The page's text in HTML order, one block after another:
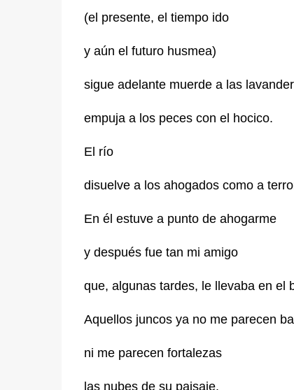
(el presente, el tiempo ido
y aún el futuro husmea)
sigue adelante muerde a las
empuja a los peces con el hocico.
El río
disuelve a los ahogados como a
En él estuve a punto de ahogarme
y después fue tan mi amigo
que, algunas tardes, le llevaba en el
Aquellos juncos ya no me parecen
ni me parecen fortalezas
las nubes de su paisaje.